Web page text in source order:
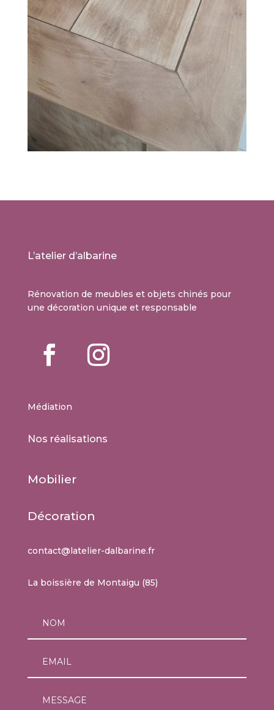
L’atelier d’albarine
Rénovation de meubles et objets chinés pour
une décoration unique et responsable
Médiation
Nos réalisations
Mobilier
Décoration
contact@latelier-dalbarine.fr
La boissière de Montaigu (85)